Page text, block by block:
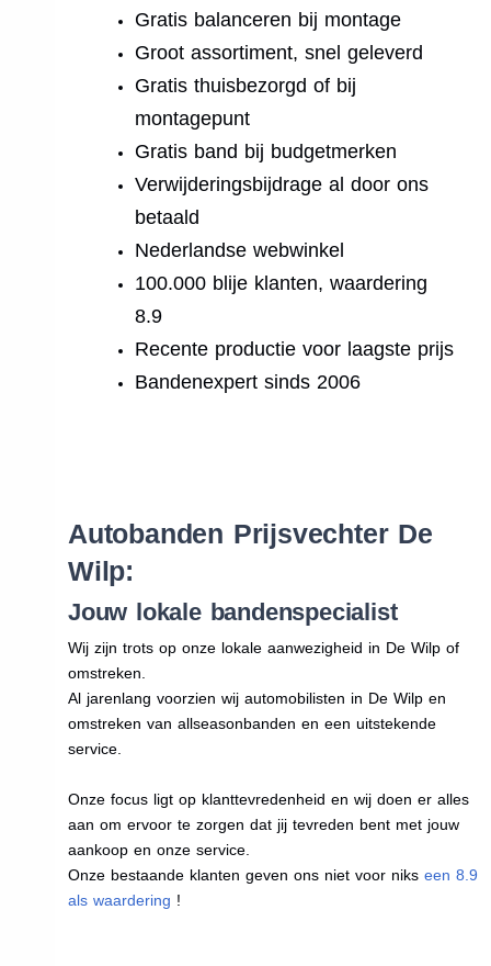
Gratis balanceren bij montage
Groot assortiment, snel geleverd
Gratis thuisbezorgd of bij
montagepunt
Gratis band bij budgetmerken
Verwijderingsbijdrage al door ons
betaald
Nederlandse webwinkel
100.000 blije klanten, waardering
8.9
Recente productie voor laagste prijs
Bandenexpert sinds 2006
Autobanden Prijsvechter De
Wilp:
Jouw lokale bandenspecialist
Wij zijn trots op onze lokale aanwezigheid in De Wilp of
omstreken.
Al jarenlang voorzien wij automobilisten in De Wilp en
omstreken van allseasonbanden en een uitstekende
service.
Onze focus ligt op klanttevredenheid en wij doen er alles
aan om ervoor te zorgen dat jij tevreden bent met jouw
aankoop en onze service.
Onze bestaande klanten geven ons niet voor niks een 8.9
als waardering !